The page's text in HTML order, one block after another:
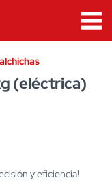
(eléctrica)
y eficiencia!